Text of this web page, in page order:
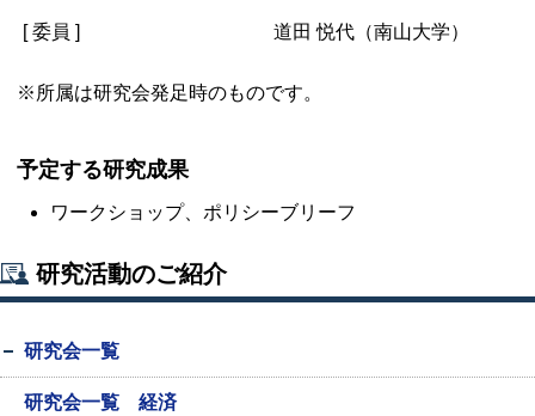
[ 委員 ] 道田 悦代（南山大学）
※所属は研究会発足時のものです。
予定する研究成果
ワークショップ、ポリシーブリーフ
研究活動のご紹介
研究会一覧
研究会一覧 経済